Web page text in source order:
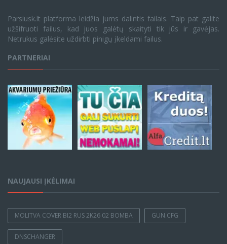
Parsiusk.lt platforma leidžia jums dalintis failais. Taip pat galite
užšifruoti failus, kad juos galėtų skaityti tik jūs ir gavėjas.
Netrukus galėsite uždirbti pinigų įkeldami failus.
PARTNERIAI
NAUJAUSI ĮKĖLIMAI
MOLITVA COVER BI2 RUS 2K26 02 BOMBA GUN.CFG
DNSCHANGER